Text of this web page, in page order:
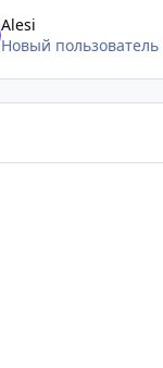
Alesi
Новый пользователь